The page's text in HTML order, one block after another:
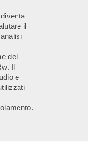
il
del
Il
e